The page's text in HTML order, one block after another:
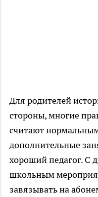
Для родителей
стороны, многие
считают
дополнительные
хороший педагог. С
школьным
завязывать на